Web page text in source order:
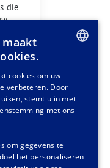
die
van
GERMAN
FRENCH
maakt
cookies om uw
verbeteren. Door
stemt u in met
met ons
om gegevens te
het personaliseren